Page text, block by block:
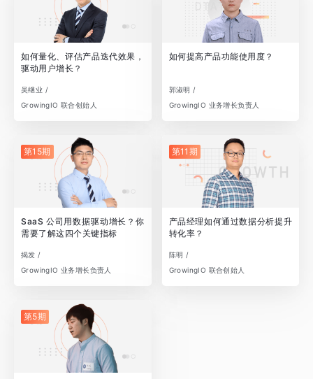
如何量化、评估产品迭代效果，
驱动用户增长？
吴继业 /
GrowingIO 联合创始人
如何提高产品功能使用度？
郭淑明 /
GrowingIO 业务增长负责人
第15期
SaaS 公司用数据驱动增长？你
需要了解这四个关键指标
揭发 /
GrowingIO 业务增长负责人
第11期
产品经理如何通过数据分析提升
转化率？
陈明 /
GrowingIO 联合创始人
第5期